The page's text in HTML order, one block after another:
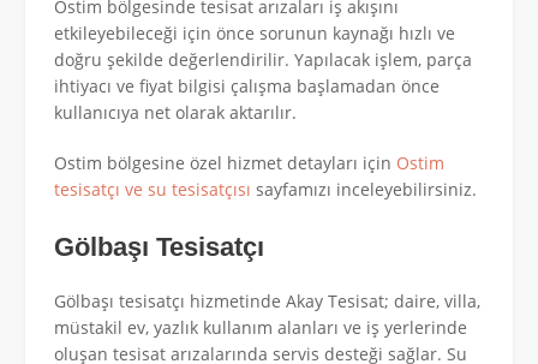
Ostim bölgesinde tesisat arızaları iş akışını
etkileyebileceği için önce sorunun kaynağı hızlı ve
doğru şekilde değerlendirilir. Yapılacak işlem, parça
ihtiyacı ve fiyat bilgisi çalışma başlamadan önce
kullanıcıya net olarak aktarılır.
Ostim bölgesine özel hizmet detayları için Ostim
tesisatçı ve su tesisatçısı sayfamızı inceleyebilirsiniz.
Gölbaşı Tesisatçı
Gölbaşı tesisatçı hizmetinde Akay Tesisat; daire, villa,
müstakil ev, yazlık kullanım alanları ve iş yerlerinde
oluşan tesisat arızalarında servis desteği sağlar. Su